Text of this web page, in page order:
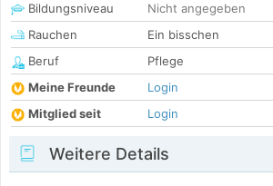
Bildungsniveau
Nicht angegeben
Rauchen
Ein bisschen
Beruf
Pflege
Meine Freunde
Login
Mitglied seit
Login
Weitere Details